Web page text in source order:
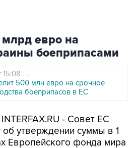
евро на
боеприпасами
15:08 →
500 млн евро на срочное
боеприпасов в ЕС
- Совет ЕС
утверждении суммы в 1
Европейского фонда мира